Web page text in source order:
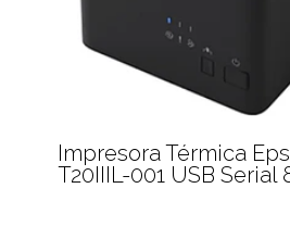
Impresora Térmica
T20IIIL-001 USB Serial